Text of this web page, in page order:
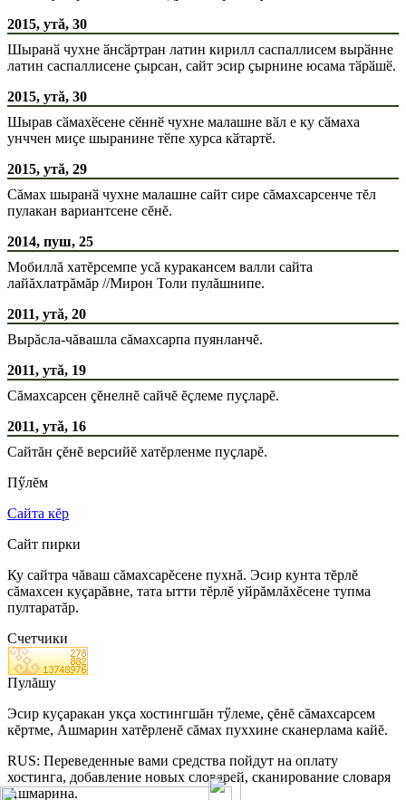
2015, утă, 30
Шыранӑ чухне ӑнсӑртран латин кирилл саспаллисем вырӑнне
латин саспаллисене ҫырсан, сайт эсир ҫырнине юсама тӑрӑшӗ.
2015, утă, 30
Шырав сӑмахӗсене сӗннӗ чухне малашне вӑл е ку сӑмаха
унччен миҫе шыранине тӗпе хурса кӑтартӗ.
2015, утă, 29
Сăмах шыранӑ чухне малашне сайт сире сăмахсарсенче тĕл
пулакан вариантсене сĕнĕ.
2014, пуш, 25
Мобиллă хатĕрсемпе усă куракансем валли сайта
лайăхлатрăмăр //Мирон Толи пулăшнипе.
2011, утă, 20
Вырăсла-чăвашла сăмахсарпа пуянланчĕ.
2011, утă, 19
Сăмахсарсен çĕнелнĕ сайчĕ ĕçлеме пуçларĕ.
2011, утă, 16
Сайтăн çĕнĕ версийĕ хатĕрленме пуçларĕ.
Пӳлĕм
Сайта кĕр
Сайт пирки
Ку сайтра чăваш сăмахсарĕсене пухнă. Эсир кунта тĕрлĕ
сăмахсен куçарăвне, тата ытти тĕрлĕ уйрăмлăхĕсене тупма
пултаратăр.
Счетчики
Пулăшу
Эсир куçаракан укçа хостингшăн тӳлеме, çĕнĕ сăмахсарсем
кĕртме, Ашмарин хатĕрленĕ сăмах пуххине сканерлама кайĕ.
RUS: Переведенные вами средства пойдут на оплату
хостинга, добавление новых словарей, сканирование словаря
Ашмарина.